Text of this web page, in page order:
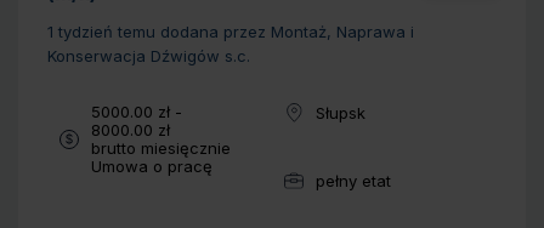
1 tydzień temu dodana przez Montaż, Naprawa i
Konserwacja Dźwigów s.c.
Wynagrodzenie:
5000.00 zł -
8000.00 zł
brutto miesięcznie
Typ umowy:
Umowa o pracę
Lokalizacja:
Słupsk
Wymiar pracy:
pełny etat